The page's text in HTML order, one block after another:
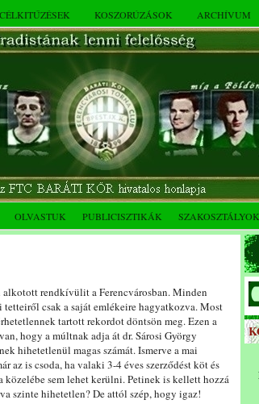
CÉLKITŰZÉSEK KOSZORÚZÁSOK ARCHÍVUM
OLVASTUK PUBLICISZTIKÁK SZAKOSZTÁLYOK
rendkívülit a Ferencvárosban. Minden
tetteiről csak a saját emlékeire hagyatkozva. Most
tartott rekordot döntsön meg. Ezen a
hogy a múltnak adja át dr. Sárosi György
hihetetlenül magas számát. Ismerve a mai
az is csoda, ha valaki 3-4 éves szerződést köt és
közelébe sem lehet kerülni. Petinek is kellett hozzá
szinte hihetetlen? De attól szép, hogy igaz!